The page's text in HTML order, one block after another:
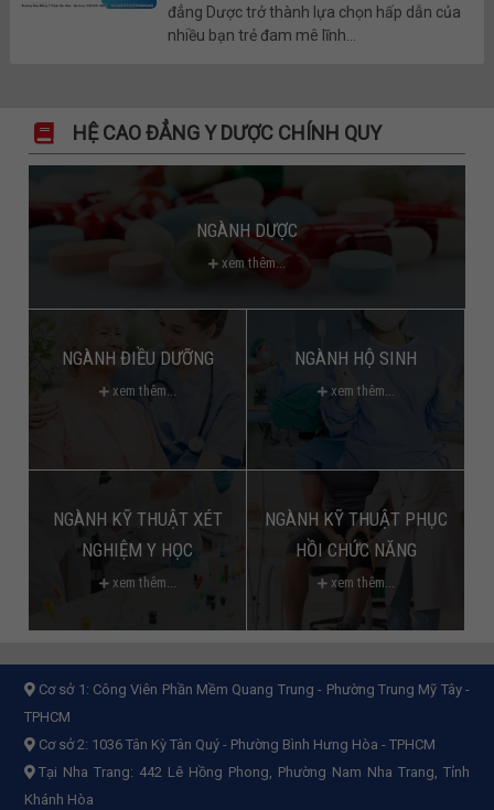
đẳng Dược trở thành lựa chọn hấp dẫn của
nhiều bạn trẻ đam mê lĩnh...
HỆ CAO ĐẲNG Y DƯỢC CHÍNH QUY
NGÀNH DƯỢC
xem thêm...
NGÀNH ĐIỀU DƯỠNG
xem thêm...
NGÀNH HỘ SINH
xem thêm...
NGÀNH KỸ THUẬT XÉT
NGHIỆM Y HỌC
xem thêm...
NGÀNH KỸ THUẬT PHỤC
HỒI CHỨC NĂNG
xem thêm...
Cơ sở 1: Công Viên Phần Mềm Quang Trung - Phường Trung Mỹ Tây -
TPHCM
Cơ sở 2: 1036 Tân Kỳ Tân Quý - Phường Bình Hưng Hòa - TPHCM
Tại Nha Trang: 442 Lê Hồng Phong, Phường Nam Nha Trang, Tỉnh
Khánh Hòa